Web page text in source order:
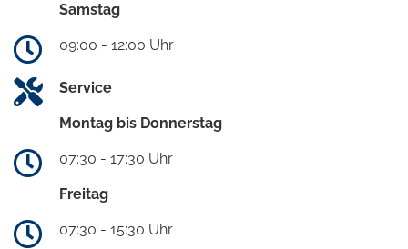
Samstag
09:00 - 12:00 Uhr
Service
Montag bis Donnerstag
07:30 - 17:30 Uhr
Freitag
07:30 - 15:30 Uhr